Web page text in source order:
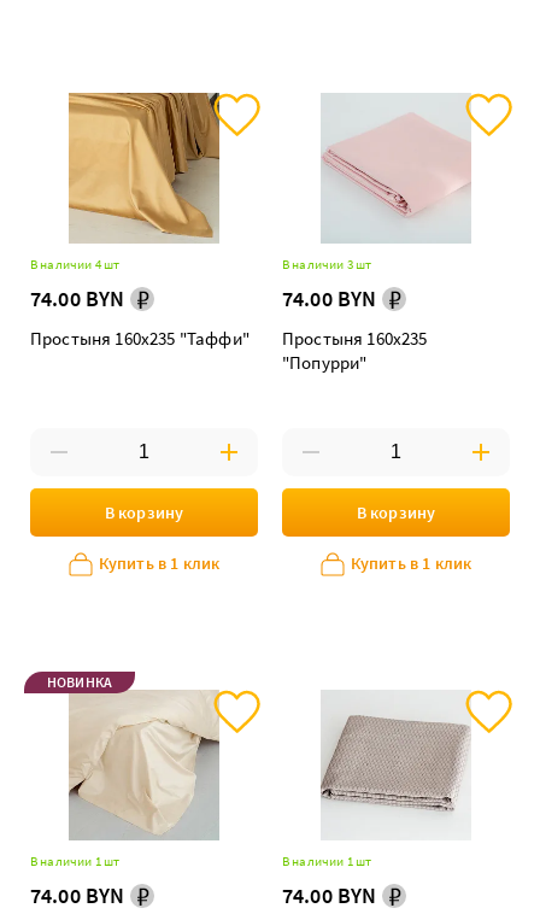
В наличии 4 шт
74.00 BYN
Простыня 160х235 "Таффи"
В корзину
Купить в 1 клик
В наличии 3 шт
74.00 BYN
Простыня 160х235
"Попурри"
В корзину
Купить в 1 клик
НОВИНКА
В наличии 1 шт
74.00 BYN
В наличии 1 шт
74.00 BYN